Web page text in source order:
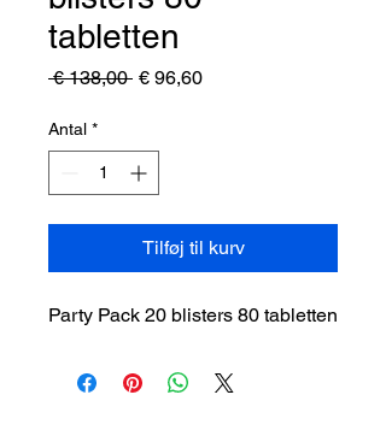
tabletten
€ 138,00 Regulær
€ 96,60Salgspris
Antal *
Tilføj til kurv
Party Pack 20 blisters 80 tabletten